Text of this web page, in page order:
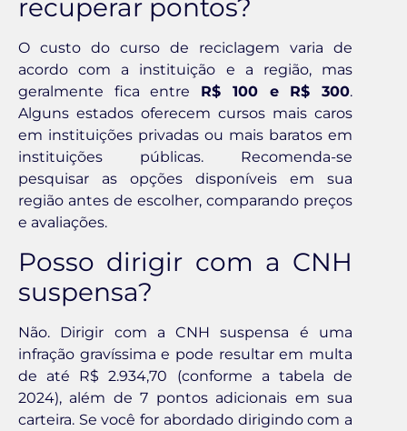
recuperar pontos?
O custo do curso de reciclagem varia de
acordo com a instituição e a região, mas
geralmente fica entre R$ 100 e R$ 300.
Alguns estados oferecem cursos mais caros
em instituições privadas ou mais baratos em
instituições públicas. Recomenda-se
pesquisar as opções disponíveis em sua
região antes de escolher, comparando preços
e avaliações.
Posso dirigir com a CNH
suspensa?
Não. Dirigir com a CNH suspensa é uma
infração gravíssima e pode resultar em multa
de até R$ 2.934,70 (conforme a tabela de
2024), além de 7 pontos adicionais em sua
carteira. Se você for abordado dirigindo com a